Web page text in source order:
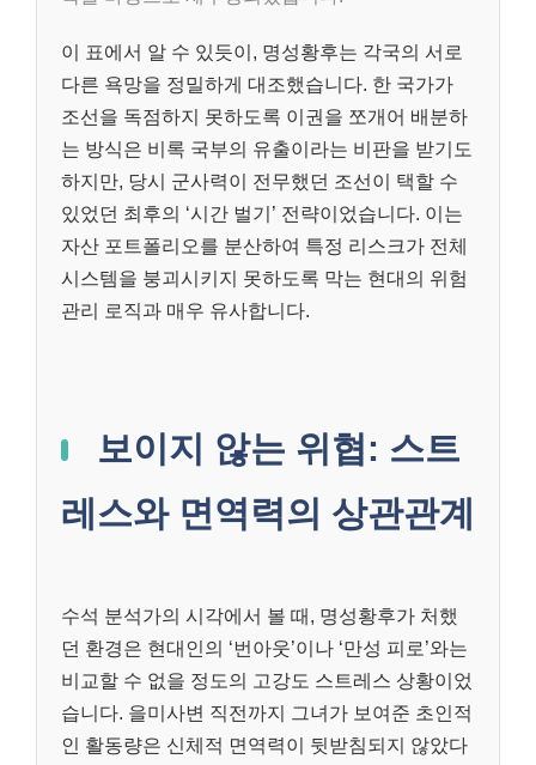
이 표에서 알 수 있듯이, 명성황후는 각국의 서로
다른 욕망을 정밀하게 대조했습니다. 한 국가가
조선을 독점하지 못하도록 이권을 쪼개어 배분하
는 방식은 비록 국부의 유출이라는 비판을 받기도
하지만, 당시 군사력이 전무했던 조선이 택할 수
있었던 최후의 ‘시간 벌기’ 전략이었습니다. 이는
자산 포트폴리오를 분산하여 특정 리스크가 전체
시스템을 붕괴시키지 못하도록 막는 현대의 위험
관리 로직과 매우 유사합니다.
보이지 않는 위협: 스트
레스와 면역력의 상관관계
수석 분석가의 시각에서 볼 때, 명성황후가 처했
던 환경은 현대인의 ‘번아웃’이나 ‘만성 피로’와는
비교할 수 없을 정도의 고강도 스트레스 상황이었
습니다. 을미사변 직전까지 그녀가 보여준 초인적
인 활동량은 신체적 면역력이 뒷받침되지 않았다